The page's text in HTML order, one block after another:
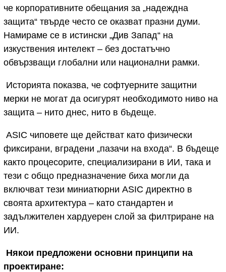
че корпоративните обещания за „надеждна
защита“ твърде често се оказват празни думи.
Намираме се в истински „Див Запад“ на
изкуствения интелект – без достатъчно
обвързващи глобални или национални рамки.
Историята показва, че софтуерните защитни
мерки не могат да осигурят необходимото ниво на
защита – нито днес, нито в бъдеще.
ASIC чиповете ще действат като физически
фиксирани, вградени „пазачи на входа“. В бъдеще
както процесорите, специализирани в ИИ, така и
тези с общо предназначение биха могли да
включват тези миниатюрни ASIC директно в
своята архитектура – като стандартен и
задължителен хардуерен слой за филтриране на
ИИ.
Някои предложени основни принципи на
проектиране: